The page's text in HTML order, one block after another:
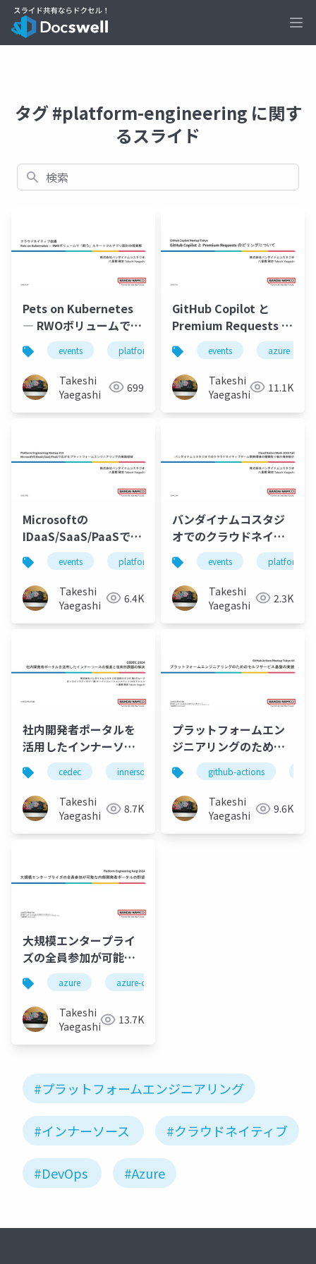
タグ #platform-engineering に関す
るスライド
検索
Pets on Kubernetes
― RWOボリュームで
「飼う」ステートフル
アプリ設計の現実解
events platform-engineering kubernetes
Takeshi
Yaegashi
699
GitHub Copilot と
Premium Requests の
ビリングについて
events azure
Takeshi
Yaegashi
11.1K
Microsoftの
IDaaS/SaaS/PaaSで広
がるプラットフォーム
エンジニアリングの実
践領域
events platform-engineering microsoft-365
Takeshi
Yaegashi
6.4K
バンダイナムコスタジ
オでのクラウドネイテ
ィブゲーム開発環境の
構築取り組み事例紹介
events platform-
Takeshi
Yaegashi
2.3K
社内開発者ポータルを
活用したインナーソー
スの推進と技術的課題
の解決
cedec innersource platform-engineering
Takeshi
Yaegashi
8.7K
プラットフォームエン
ジニアリングのための
セルフサービス基盤の
実装
github-actions
Takeshi
Yaegashi
9.6K
大規模エンタープライ
ズの全員参加が可能な
内部開発者ポータルの
野望
azure azure-container-apps
Takeshi
Yaegashi
13.7K
#プラットフォームエンジニアリング
#インナーソース #クラウドネイティブ
#DevOps #Azure